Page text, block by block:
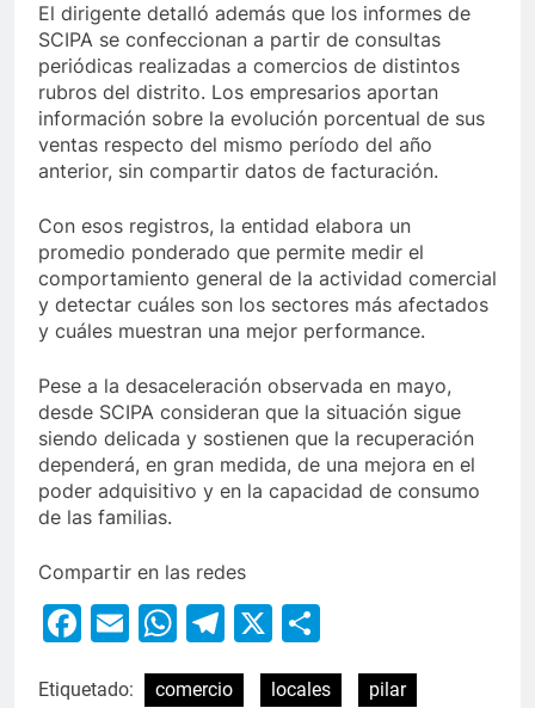
El dirigente detalló además que los informes de
SCIPA se confeccionan a partir de consultas
periódicas realizadas a comercios de distintos
rubros del distrito. Los empresarios aportan
información sobre la evolución porcentual de sus
ventas respecto del mismo período del año
anterior, sin compartir datos de facturación.
Con esos registros, la entidad elabora un
promedio ponderado que permite medir el
comportamiento general de la actividad comercial
y detectar cuáles son los sectores más afectados
y cuáles muestran una mejor performance.
Pese a la desaceleración observada en mayo,
desde SCIPA consideran que la situación sigue
siendo delicada y sostienen que la recuperación
dependerá, en gran medida, de una mejora en el
poder adquisitivo y en la capacidad de consumo
de las familias.
Compartir en las redes
Facebook
EmailWhatsApp
Telegram
X
Etiquetado: comercio locales pilar